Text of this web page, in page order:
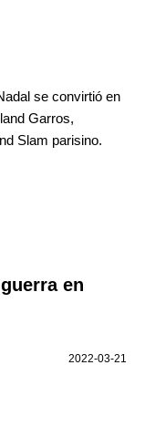
se convirtió en
Garros,
Slam parisino.
en
2022-03-21